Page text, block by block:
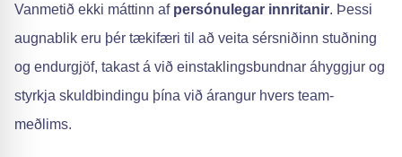
Vanmetið ekki máttinn af persónulegar innritanir. Þessi
augnablik eru þér tækifæri til að veita sérsniðinn stuðning
og endurgjöf, takast á við einstaklingsbundnar áhyggjur og
styrkja skuldbindingu þína við árangur hvers team-
meðlims.